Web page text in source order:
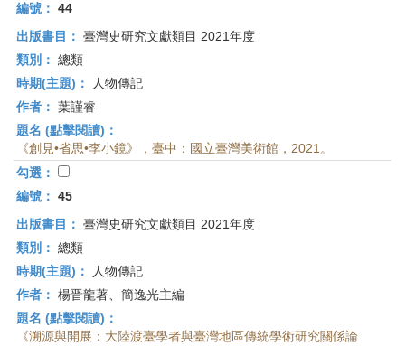
編號： 44
出版書目： 臺灣史研究文獻類目 2021年度
類別： 總類
時期(主題)：
人物傳記
作者： 葉謹睿
題名 (點擊閱讀)：
《創見•省思•李小鏡》，臺中：國立臺灣美術館，2021。
勾選：
編號： 45
出版書目： 臺灣史研究文獻類目 2021年度
類別： 總類
時期(主題)：
人物傳記
作者： 楊晋龍著、簡逸光主編
題名 (點擊閱讀)：
《溯源與開展：大陸渡臺學者與臺灣地區傳統學術研究關係論